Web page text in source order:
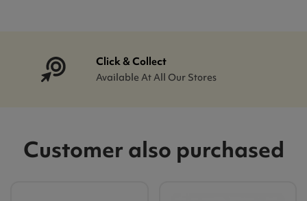
Click & Collect
Available At All Our Stores
Customer also purchased